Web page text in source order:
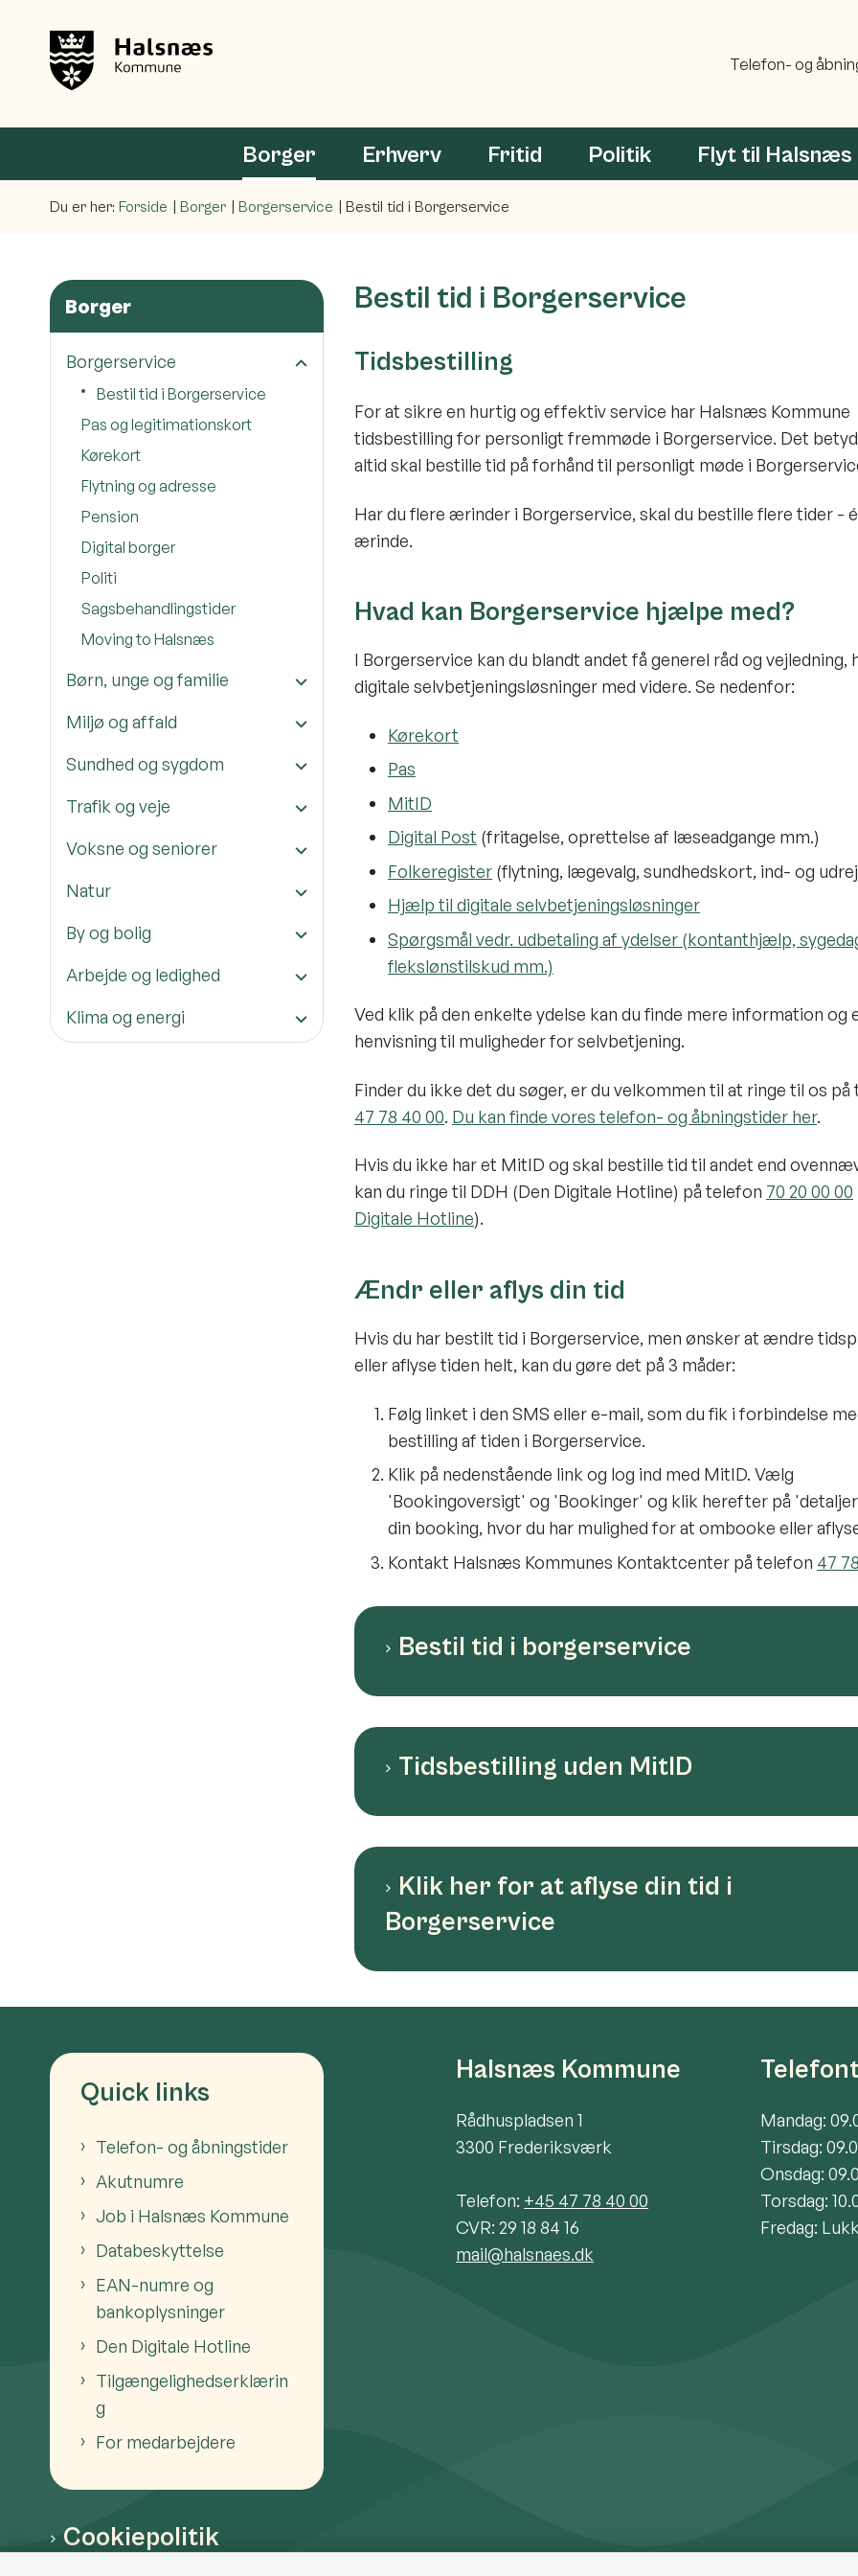
Telefon- og
Borger Erhverv Fritid Politik Flyt til Halsnæs
Du er her: Forside Borger Borgerservice Bestil tid i Borgerservice
Borger
Borgerservice
Bestil tid i Borgerservice
Pas og legitimationskort
Kørekort
Flytning og adresse
Pension
Digital borger
Politi
Sagsbehandlingstider
Moving to Halsnæs
Børn, unge og familie
Miljø og affald
Sundhed og sygdom
Trafik og veje
Voksne og seniorer
Natur
By og bolig
Arbejde og ledighed
Klima og energi
Bestil tid i Borgerservice
Tidsbestilling
For at sikre en hurtig og effektiv service har Halsnæs Kommune
tidsbestilling for personligt fremmøde i Borgerservice. Det
altid skal bestille tid på forhånd til personligt møde i
Har du flere ærinder i Borgerservice, skal du bestille flere tider -
ærinde.
Hvad kan Borgerservice hjælpe med?
I Borgerservice kan du blandt andet få generel råd og vejledning,
digitale selvbetjeningsløsninger med videre. Se nedenfor:
Kørekort
Pas
MitID
Digital Post (fritagelse, oprettelse af læseadgange mm.)
Folkeregister (flytning, lægevalg, sundhedskort, ind- og
Hjælp til digitale selvbetjeningsløsninger
Spørgsmål vedr. udbetaling af ydelser (kontanthjælp,
flekslønstilskud mm.)
Ved klik på den enkelte ydelse kan du finde mere information og
henvisning til muligheder for selvbetjening.
Finder du ikke det du søger, er du velkommen til at ringe til os på
47 78 40 00. Du kan finde vores telefon- og åbningstider her.
Hvis du ikke har et MitID og skal bestille tid til andet end
kan du ringe til DDH (Den Digitale Hotline) på telefon 70 20 00 00
Digitale Hotline).
Ændr eller aflys din tid
Hvis du har bestilt tid i Borgerservice, men ønsker at ændre
eller aflyse tiden helt, kan du gøre det på 3 måder:
Følg linket i den SMS eller e-mail, som du fik i forbindelse
bestilling af tiden i Borgerservice.
Klik på nedenstående link og log ind med MitID. Vælg
'Bookingoversigt' og 'Bookinger' og klik herefter på
din booking, hvor du har mulighed for at ombooke eller
Kontakt Halsnæs Kommunes Kontaktcenter på telefon 47
Bestil tid i borgerservice
Tidsbestilling uden MitID
Klik her for at aflyse din tid i
Borgerservice
Quick links
Telefon- og åbningstider
Akutnumre
Job i Halsnæs Kommune
Databeskyttelse
EAN-numre og
bankoplysninger
Den Digitale Hotline
Tilgængelighedserklærin
g
For medarbejdere
Halsnæs Kommune
Rådhuspladsen 1
3300 Frederiksværk
Telefon: +45 47 78 40 00
CVR: 29 18 84 16
mail@halsnaes.dk
Mandag:
Tirsdag:
Onsdag:
Torsdag:
Fredag:
Cookiepolitik